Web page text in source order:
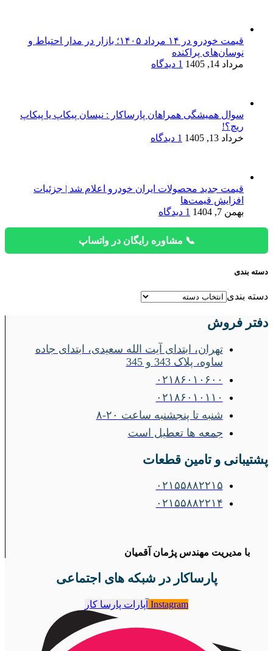
قیمت خودرو در ۱۴ مرداد ۱۴۰۵؛ بازار در مدار احتیاط و
نوسان‌های پراکنده
مرداد 14, 1405
1 دیدگاه
سوال همیشگی همراهان پارساکار : نیسان پیکاپ یا پیکاپ
ریچ؟!
خرداد 13, 1405
1 دیدگاه
قیمت جدید محصولات ایران خودرو اعلام شد | جزئیات
افزایش قیمت‌ها
بهمن 7, 1404
1 دیدگاه
📞 مشاوره رایگان در واتساپ
دسته بندی
دسته بندی
دفتر فروش
تهران، ابتدای آیت الله سعیدی، ابتدای جاده
ساوه، پلاک 343 و 345
۰۲۱۸۶۰۱۰۶۰۰
۰۲۱۸۶۰۱۰۱۱۰
شنبه تا پنجشنبه ساعت ۲۰-۸
جمعه ها تعطیل است
پشتیبانی و تامین قطعات
۰۲۱۵۵۸۸۲۲۱۵
۰۲۱۵۵۸۸۲۲۱۴
با مدیریت مهندس پژمان آقمیان
پارساکار در شبکه های اجتماعی
Instagram آپارات پارسا کار